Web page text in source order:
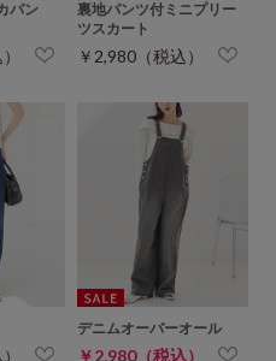
パン
裏地パンツ付ミニプリー
ツスカート
￥2,980（税込）
デニムオーバーオール
￥2,980（税込）